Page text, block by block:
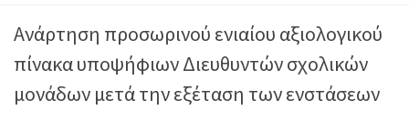
Ανάρτηση προσωρινού ενιαίου αξιολογικού
πίνακα υποψήφιων Διευθυντών σχολικών
μονάδων μετά την εξέταση των ενστάσεων